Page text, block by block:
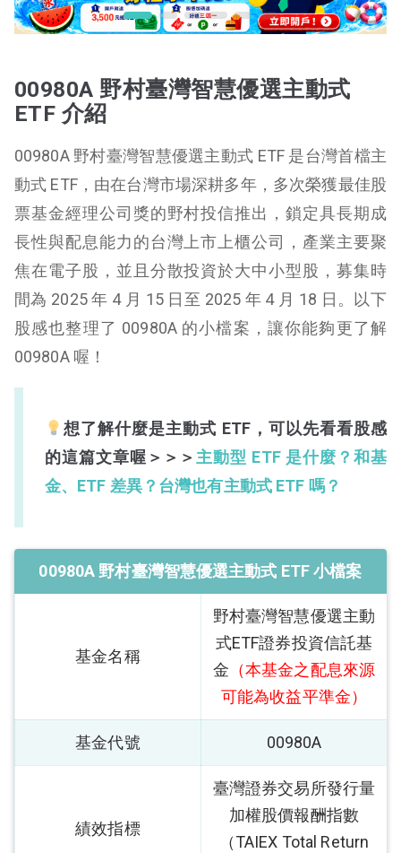
00980A 野村臺灣智慧優選主動式
ETF 介紹
00980A 野村臺灣智慧優選主動式 ETF 是台灣首檔主
動式 ETF，由在台灣市場深耕多年，多次榮獲最佳股
票基金經理公司獎的野村投信推出，鎖定具長期成
長性與配息能力的台灣上市上櫃公司，產業主要聚
焦在電子股，並且分散投資於大中小型股，募集時
間為 2025 年 4 月 15 日至 2025 年 4 月 18 日。以下
股感也整理了 00980A 的小檔案，讓你能夠更了解
00980A 喔！
想了解什麼是主動式 ETF，可以先看看股感
的這篇文章喔＞＞＞ 主動型 ETF 是什麼？和基
金、ETF 差異？台灣也有主動式 ETF 嗎？
00980A 野村臺灣智慧優選主動式 ETF 小檔案
基金名稱
野村臺灣智慧優選主動
式ETF證券投資信託基
金 （本基金之配息來源
可能為收益平準金）
基金代號 00980A
績效指標
臺灣證券交易所發行量
加權股價報酬指數
（TAIEX Total Return